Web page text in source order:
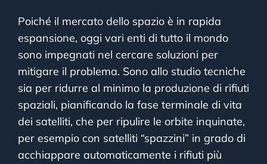
Poiché il mercato dello spazio è in rapida
espansione, oggi vari enti di tutto il mondo
sono impegnati nel cercare soluzioni per
mitigare il problema. Sono allo studio tecniche
sia per ridurre al minimo la produzione di rifiuti
spaziali, pianificando la fase terminale di vita
dei satelliti, che per ripulire le orbite inquinate,
per esempio con satelliti “spazzini” in grado di
acchiappare automaticamente i rifiuti più